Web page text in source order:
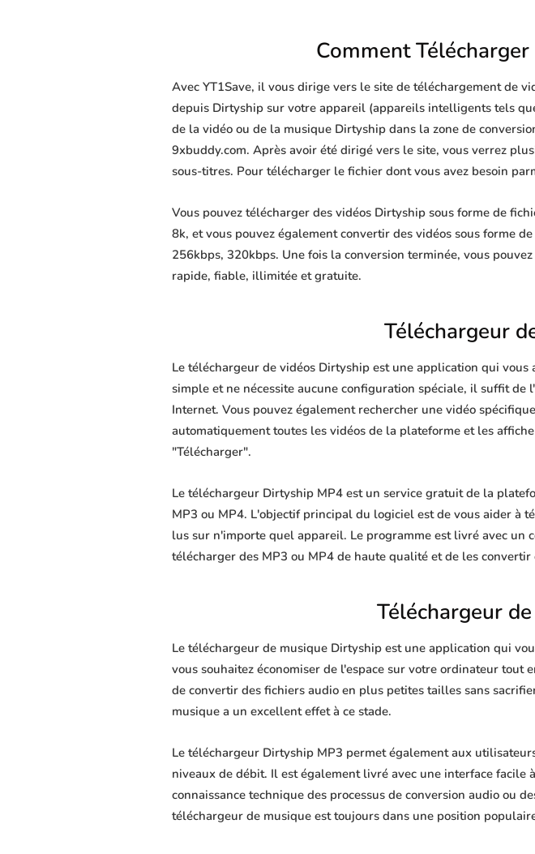
Comment
Avec YT1Save, il vous dirige vers le site de téléchargement de
depuis Dirtyship sur votre appareil (appareils intelligents tels
de la vidéo ou de la musique Dirtyship dans la zone de
9xbuddy.com. Après avoir été dirigé vers le site, vous verrez
sous-titres. Pour télécharger le fichier dont vous avez besoin
Vous pouvez télécharger des vidéos Dirtyship sous forme de
8k, et vous pouvez également convertir des vidéos sous forme
256kbps, 320kbps. Une fois la conversion terminée, vous
rapide, fiable, illimitée et gratuite.
Téléchargeur
Le téléchargeur de vidéos Dirtyship est une application qui
simple et ne nécessite aucune configuration spéciale, il suffit
Internet. Vous pouvez également rechercher une vidéo
automatiquement toutes les vidéos de la plateforme et les
"Télécharger".
Le téléchargeur Dirtyship MP4 est un service gratuit de la
MP3 ou MP4. L'objectif principal du logiciel est de vous aider à
lus sur n'importe quel appareil. Le programme est livré avec
télécharger des MP3 ou MP4 de haute qualité et de les
Téléchargeur
Le téléchargeur de musique Dirtyship est une application qui
vous souhaitez économiser de l'espace sur votre ordinateur tout
de convertir des fichiers audio en plus petites tailles sans
musique a un excellent effet à ce stade.
Le téléchargeur Dirtyship MP3 permet également aux
niveaux de débit. Il est également livré avec une interface
connaissance technique des processus de conversion audio ou
téléchargeur de musique est toujours dans une position